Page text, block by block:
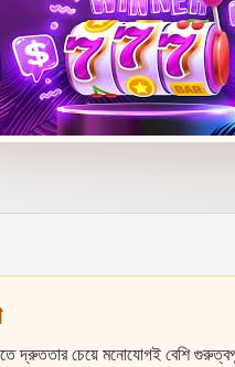
দ্রুততার চেয়ে মনোযোগই বেশি